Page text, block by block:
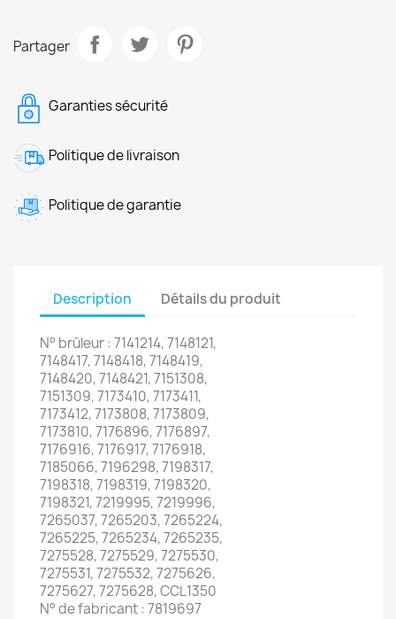
Partager
Garanties sécurité
Politique de livraison
Politique de garantie
Description Détails du produit
N° brûleur : 7141214, 7148121,
7148417, 7148418, 7148419,
7148420, 7148421, 7151308,
7151309, 7173410, 7173411,
7173412, 7173808, 7173809,
7173810, 7176896, 7176897,
7176916, 7176917, 7176918,
7185066, 7196298, 7198317,
7198318, 7198319, 7198320,
7198321, 7219995, 7219996,
7265037, 7265203, 7265224,
7265225, 7265234, 7265235,
7275528, 7275529, 7275530,
7275531, 7275532, 7275626,
7275627, 7275628, CCL1350
N° de fabricant : 7819697